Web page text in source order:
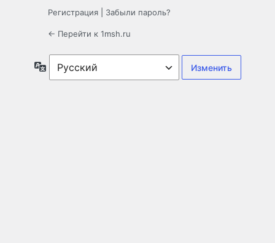
Регистрация Забыли пароль?
← Перейти к 1msh.ru
Язык